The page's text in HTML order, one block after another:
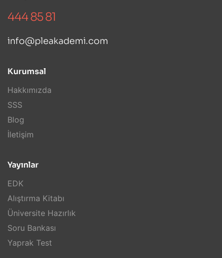
444 85 81
info@pleakademi.com
Kurumsal
Hakkımızda
SSS
Blog
İletişim
Yayınlar
EDK
Alıştırma Kitabı
Üniversite Hazırlık
Soru Bankası
Yaprak Test